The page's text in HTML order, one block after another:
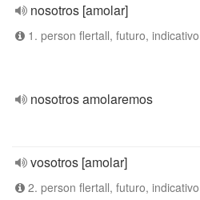
nosotros [amolar]
1. person flertall, futuro, indicativo
nosotros amolaremos
vosotros [amolar]
2. person flertall, futuro, indicativo